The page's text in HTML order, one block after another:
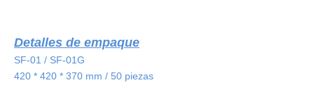
Detalles de empaque
SF-01 / SF-01G
420 * 420 * 370 mm / 50 piezas